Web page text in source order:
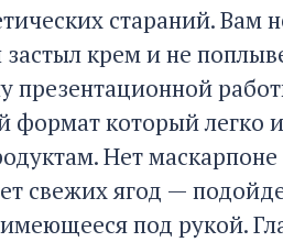
стараний.
крем и не
презентационной
формат который легко
Нет
свежих ягод —
под рукой.